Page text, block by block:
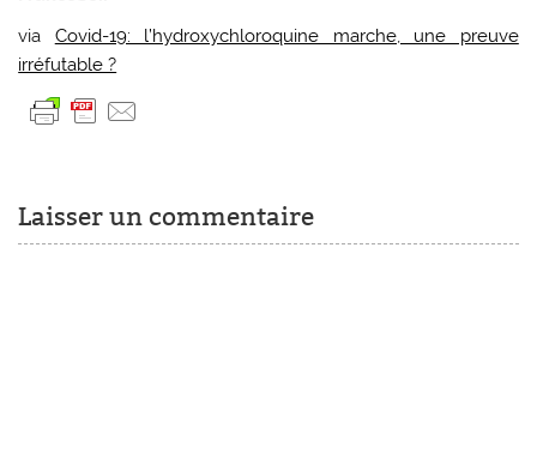
via Covid-19: l’hydroxychloroquine marche, une preuve
irréfutable ?
Laisser un commentaire